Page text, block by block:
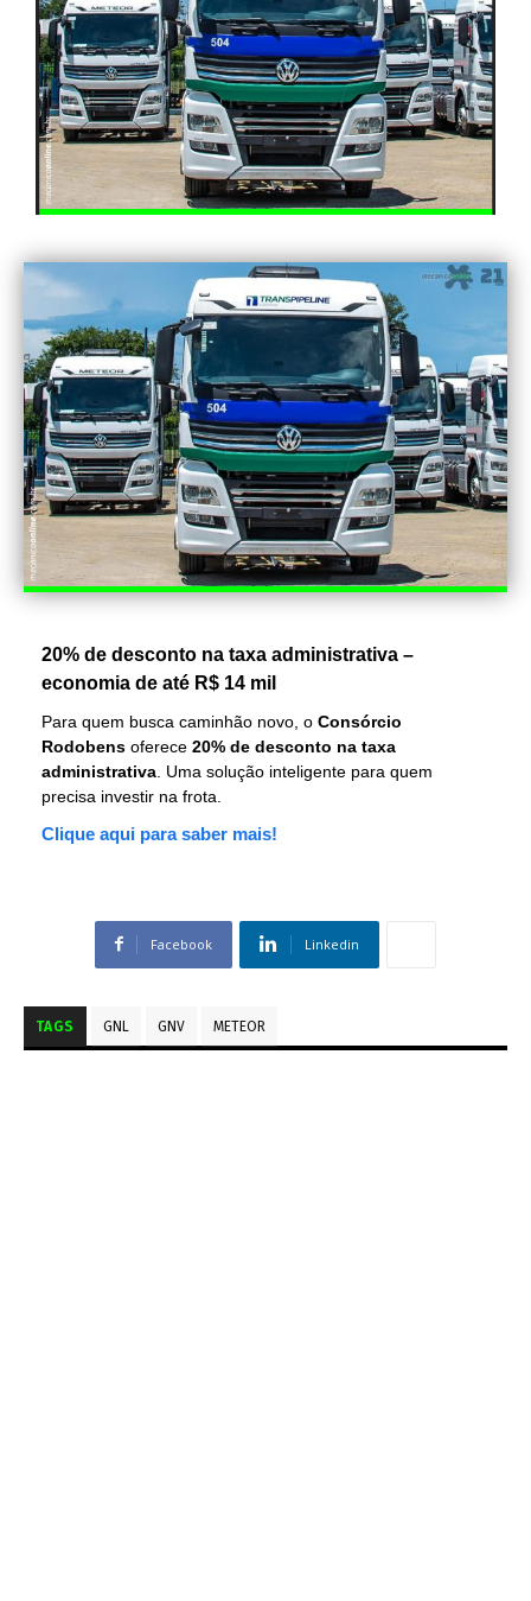
20% de desconto na taxa administrativa –
economia de até R$ 14 mil
Para quem busca caminhão novo, o Consórcio
Rodobens oferece 20% de desconto na taxa
administrativa . Uma solução inteligente para quem
precisa investir na frota.
Clique aqui para saber mais!
Facebook Linkedin
TAGS GNL GNV METEOR